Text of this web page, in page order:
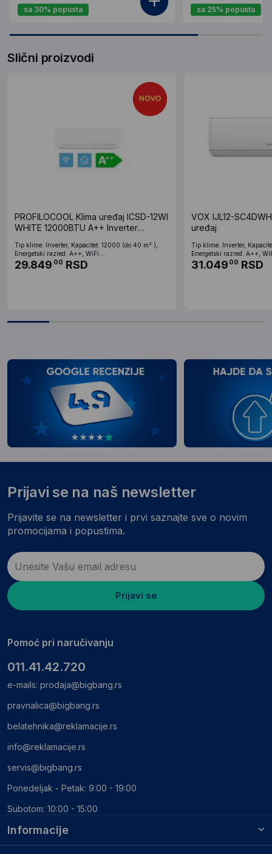
sa 30% popusta
sa 25% popusta
Slični proizvodi
PROFILOCOOL Klima uređaj ICSD-12WI
WHITE 12000BTU A++ Inverter
Tip klime: Inverter, Kapacitet: 12000 (do 40 m² ),
Energetski razred: A++, WiFi:...
29.849 00 RSD
VOX IJL12-
uređaj
Tip klime: Inverter,
Energetski razred: A++,
31.049 00 RSD
Informacije
Prijavi se na naš newsletter
Prijavite se na newsletter i prvi saznajte sve o novim
promocijama i popustima.
Prijavi se
Pomoć pri naručivanju
011.41.42.720
e-mails: prodaja@bigbang.rs
pravnalica@bigbang.rs
belatehnika@reklamacije.rs
info@reklamacije.rs
servis@bigbang.rs
Ponedeljak - Petak: 9:00 - 19:00
Subotom: 10:00 - 15:00